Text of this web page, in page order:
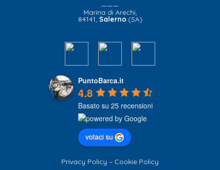
———
Marina di Arechi,
84141, Salerno(SA)
PuntoBarca.it
4.8
Basato su 25 recensioni
votaci su
Privacy Policy – Cookie Policy